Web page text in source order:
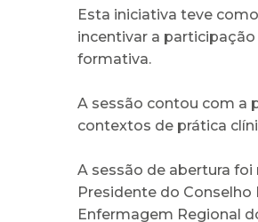
Esta iniciativa teve
incentivar a
formativa.
A sessão contou com a
contextos de prática
A sessão de abertura foi
Presidente do
Enfermagem Regional